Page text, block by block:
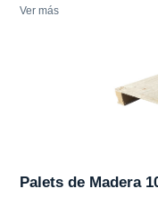
Ver más
Palets de Madera